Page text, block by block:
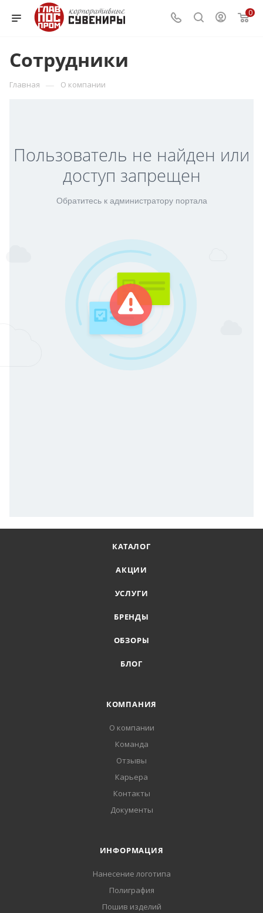
0
Сотрудники
Главная — О компании
Пользователь не найден или
доступ запрещен
Обратитесь к администратору портала
КАТАЛОГ
АКЦИИ
УСЛУГИ
БРЕНДЫ
ОБЗОРЫ
БЛОГ
КОМПАНИЯ
О компании
Команда
Отзывы
Карьера
Контакты
Документы
ИНФОРМАЦИЯ
Нанесение логотипа
Полиграфия
Пошив изделий